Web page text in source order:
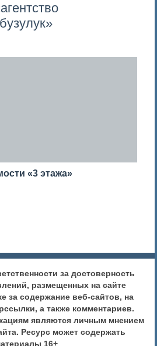
«3 этажа»
за достоверность
размещенных на сайте
за содержание веб-сайтов, на
а также комментариев.
являются личным мнением
Ресурс может содержать
16+